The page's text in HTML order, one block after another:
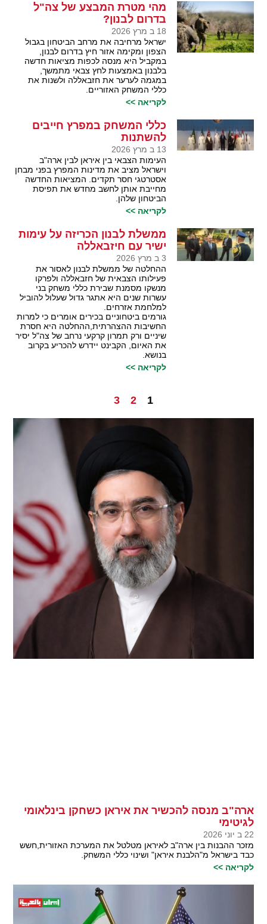
מהי מטרת המבצע של צה"ל
בדרום לבנון?
18 ב מרץ 2026
ישראל מרחיבה את מרחב הביטחון בגבול
הצפון ומקימה אזור חיץ בדרום לבנון,
במקביל היא מנסה לכפות מציאות חדשה
בלבנון באמצעות לחץ צבאי מתמשך,
במגמה לערער את חזבאללה ולשנות את
כללי המשחק האזוריים.
לקריאה >>
כללי המשחק במפרץ חייבים
להשתנות
13 ב מרץ 2026
העימות הצבאי בין איראן לבין ארה"ב
וישראל מציב את מדינות המפרץ בפני מבחן
אסטרטגי חסר תקדים. המציאות החדשה
מחייבת אותן לחשב מחדש את תפיסת
הביטחון שלהן.
לקריאה >>
ממשלת לבנון הכריזה על עימות
ישיר עם חיזבאללה
3 ב מרץ 2026
ההחלטה של ממשלת לבנון לאסור את
פעילותו הצבאית של חזבאללה ולפרקו
מנשקו מסמנת שבירת כללי משחק בני
עשרות שנים היא אתגר גדול שעלול להוביל
למלחמת אזרחים.
גורמים ביטחוניים בכירים אומרים כי למרות
החשיבות ההצהרתית,ההחלטה היא חסרת
שיניים ורק תמרון קרקעי נרחב של צה"ל יסיר
את האיום, הקבינט יידרש להכריע בקרוב
בנושא.
לקריאה >>
1
2
3
ארה"ב מנסה להכשיר את איראן כשחקן בינלאומי
לגיטימי
22 ב יוני 2026
מזכר ההבנות בין ארה"ב לאיראן מטלטל את המערכת האזורית,חשש
כבד בישראל מ"הלבנת איראן" ושינוי כללי המשחק.
לקריאה >>